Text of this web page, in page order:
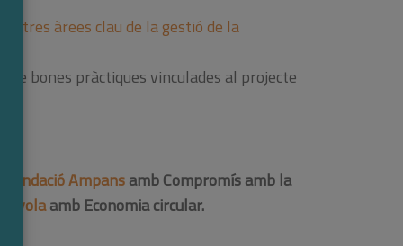
tres àrees clau de la gestió de la
de bones pràctiques vinculades al projecte
Fundació Ampansamb Compromís amb la
Lavolaamb Economia circular.